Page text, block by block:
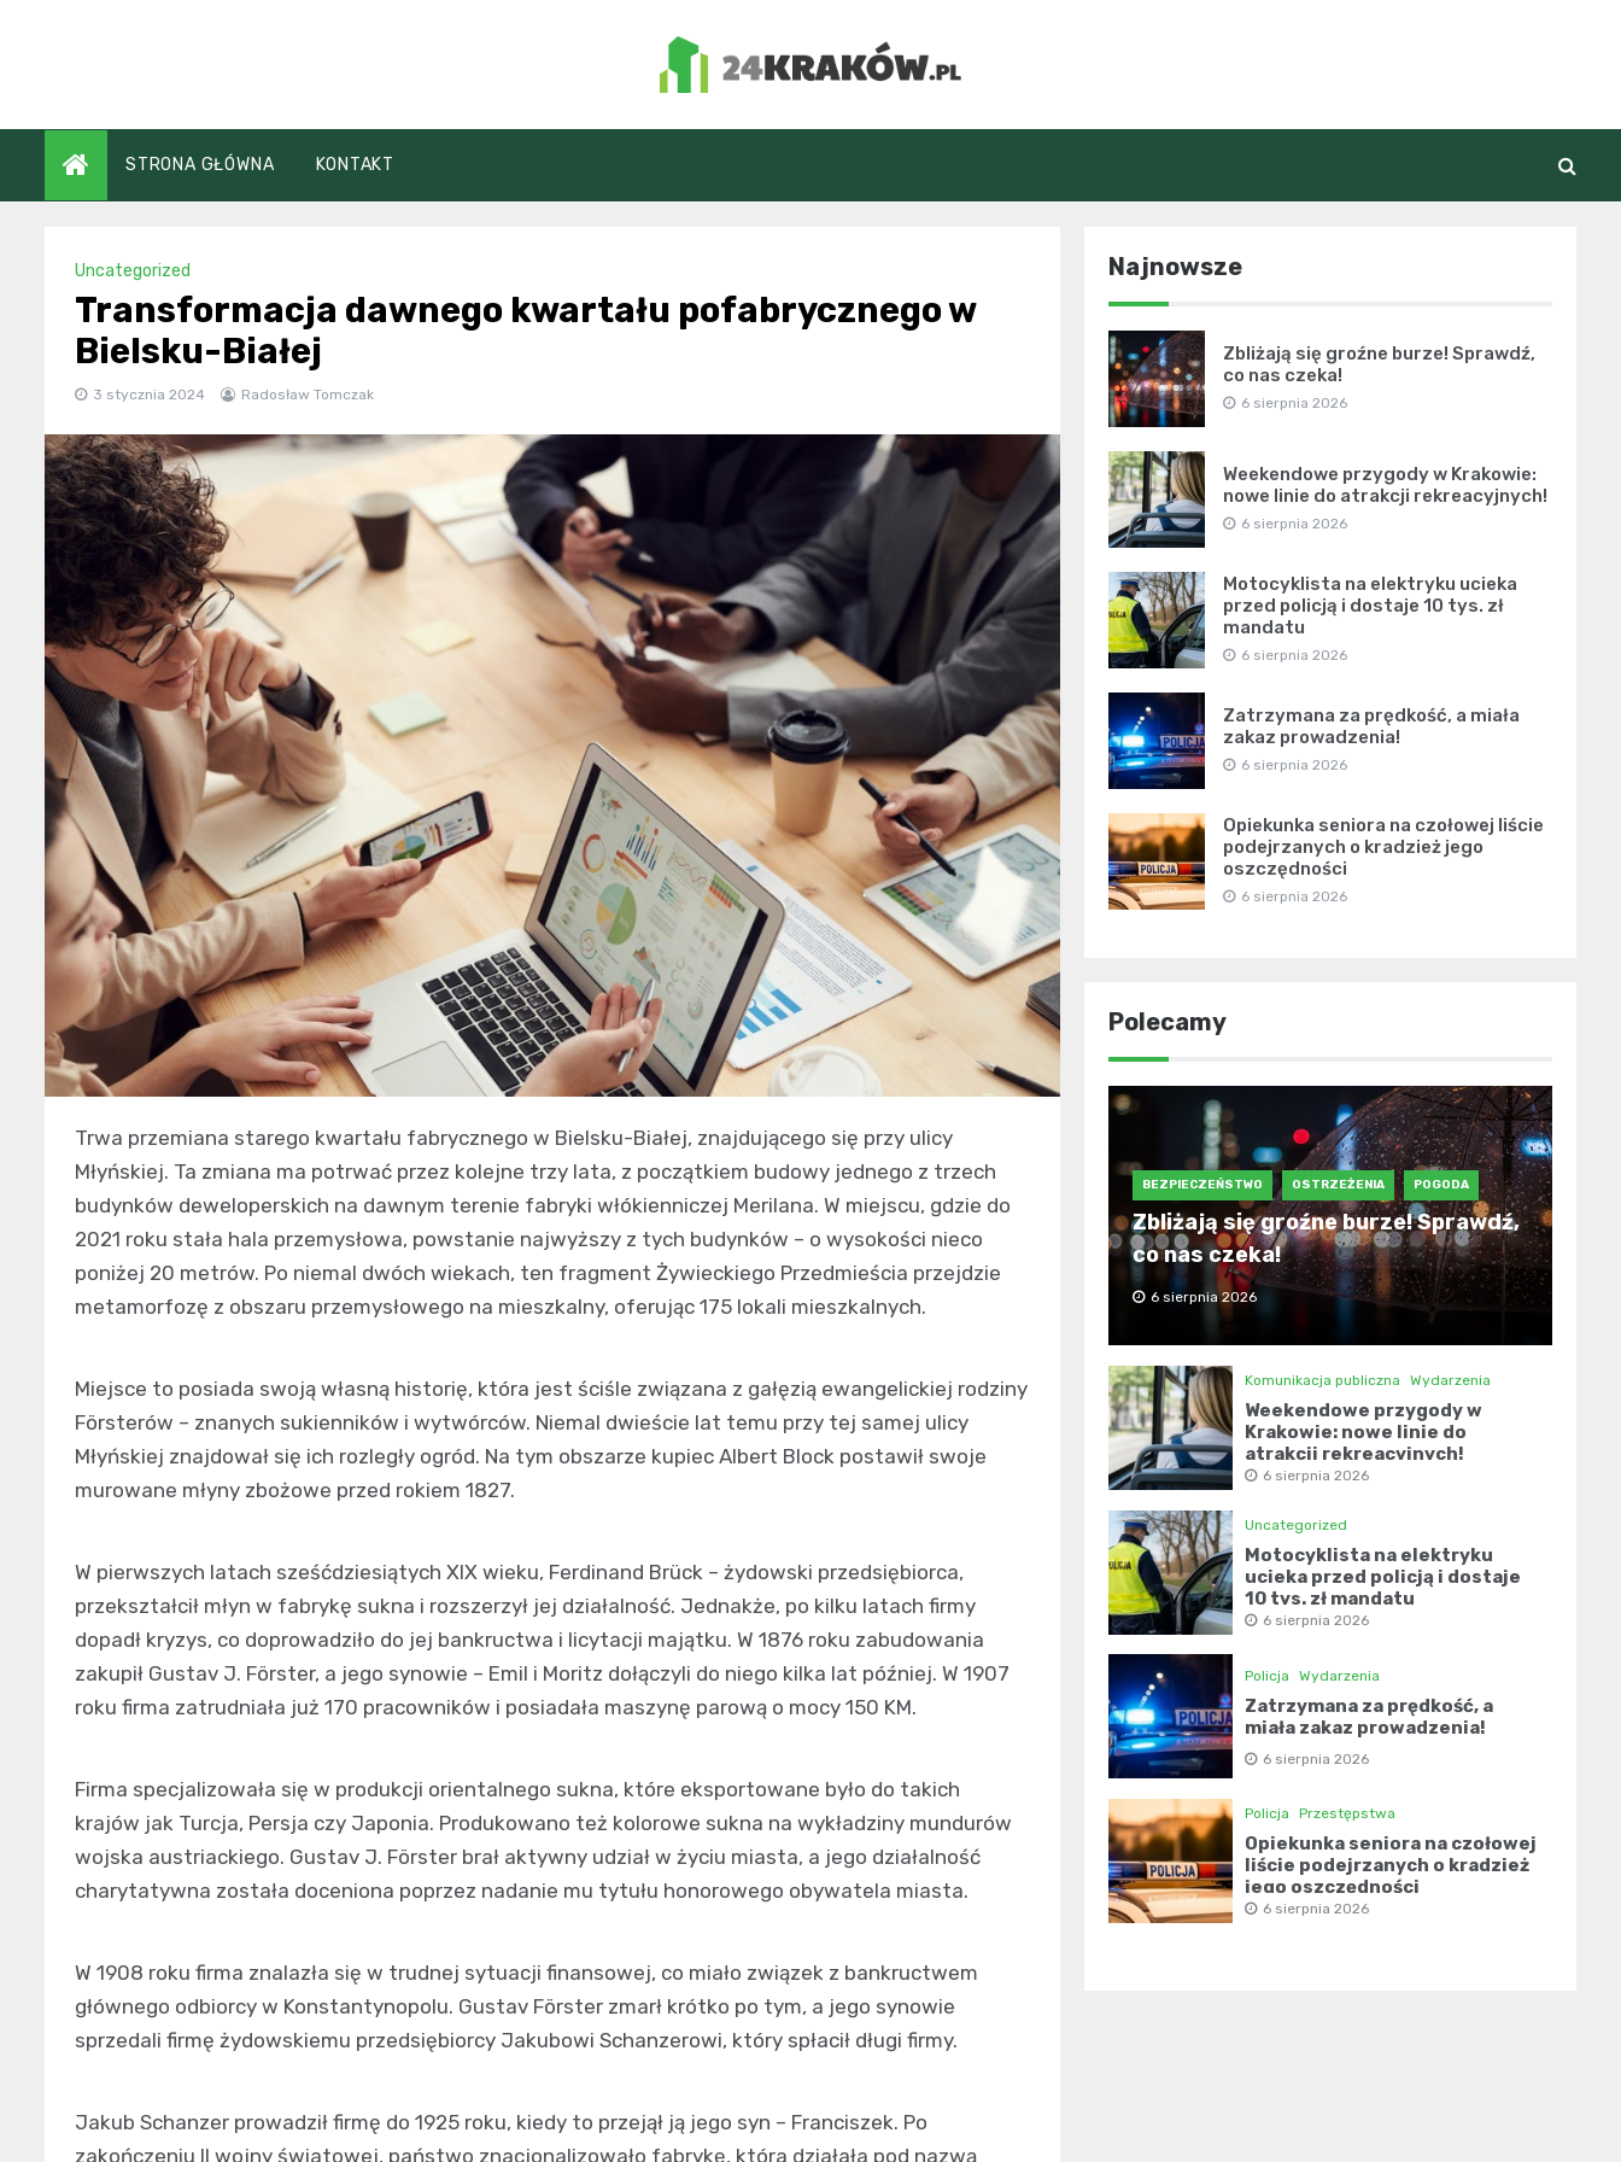
24Kraków.pl
STRONA GŁÓWNA KONTAKT
Uncategorized
Transformacja dawnego kwartału pofabrycznego w
Bielsku-Białej
3 stycznia 2024 Radosław Tomczak
Trwa przemiana starego kwartału fabrycznego w Bielsku-Białej, znajdującego się przy ulicy
Młyńskiej. Ta zmiana ma potrwać przez kolejne trzy lata, z początkiem budowy jednego z trzech
budynków deweloperskich na dawnym terenie fabryki włókienniczej Merilana. W miejscu, gdzie do
2021 roku stała hala przemysłowa, powstanie najwyższy z tych budynków – o wysokości nieco
poniżej 20 metrów. Po niemal dwóch wiekach, ten fragment Żywieckiego Przedmieścia przejdzie
metamorfozę z obszaru przemysłowego na mieszkalny, oferując 175 lokali mieszkalnych.
Miejsce to posiada swoją własną historię, która jest ściśle związana z gałęzią ewangelickiej rodziny
Försterów – znanych sukienników i wytwórców. Niemal dwieście lat temu przy tej samej ulicy
Młyńskiej znajdował się ich rozległy ogród. Na tym obszarze kupiec Albert Block postawił swoje
murowane młyny zbożowe przed rokiem 1827.
W pierwszych latach sześćdziesiątych XIX wieku, Ferdinand Brück – żydowski przedsiębiorca,
przekształcił młyn w fabrykę sukna i rozszerzył jej działalność. Jednakże, po kilku latach firmy
dopadł kryzys, co doprowadziło do jej bankructwa i licytacji majątku. W 1876 roku zabudowania
zakupił Gustav J. Förster, a jego synowie – Emil i Moritz dołączyli do niego kilka lat później. W 1907
roku firma zatrudniała już 170 pracowników i posiadała maszynę parową o mocy 150 KM.
Firma specjalizowała się w produkcji orientalnego sukna, które eksportowane było do takich
krajów jak Turcja, Persja czy Japonia. Produkowano też kolorowe sukna na wykładziny mundurów
wojska austriackiego. Gustav J. Förster brał aktywny udział w życiu miasta, a jego działalność
charytatywna została doceniona poprzez nadanie mu tytułu honorowego obywatela miasta.
W 1908 roku firma znalazła się w trudnej sytuacji finansowej, co miało związek z bankructwem
głównego odbiorcy w Konstantynopolu. Gustav Förster zmarł krótko po tym, a jego synowie
sprzedali firmę żydowskiemu przedsiębiorcy Jakubowi Schanzerowi, który spłacił długi firmy.
Jakub Schanzer prowadził firmę do 1925 roku, kiedy to przejął ją jego syn – Franciszek. Po
zakończeniu II wojny światowej, państwo znacjonalizowało fabrykę, która działała pod nazwą
Najnowsze
Zbliżają się groźne burze! Sprawdź,
co nas czeka!
6 sierpnia 2026
Weekendowe przygody w Krakowie:
nowe linie do atrakcji rekreacyjnych!
6 sierpnia 2026
Motocyklista na elektryku ucieka
przed policją i dostaje 10 tys. zł
mandatu
6 sierpnia 2026
Zatrzymana za prędkość, a miała
zakaz prowadzenia!
6 sierpnia 2026
Opiekunka seniora na czołowej liście
podejrzanych o kradzież jego
oszczędności
6 sierpnia 2026
Polecamy
BEZPIECZEŃSTWO OSTRZEŻENIA POGODA
Zbliżają się groźne burze! Sprawdź,
co nas czeka!
6 sierpnia 2026
Komunikacja publiczna Wydarzenia
Weekendowe przygody w
Krakowie: nowe linie do
atrakcji rekreacyjnych!
6 sierpnia 2026
Uncategorized
Motocyklista na elektryku
ucieka przed policją i dostaje
10 tys. zł mandatu
6 sierpnia 2026
Policja Wydarzenia
Zatrzymana za prędkość, a
miała zakaz prowadzenia!
6 sierpnia 2026
Policja Przestępstwa
Opiekunka seniora na czołowej
liście podejrzanych o kradzież
jego oszczędności
6 sierpnia 2026